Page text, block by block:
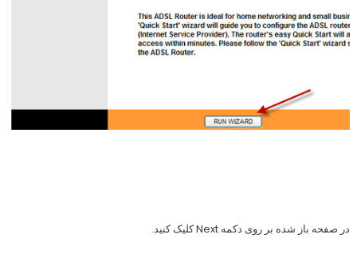
در صفحه باز شده بر روی دکمه Next کلیک کنید.